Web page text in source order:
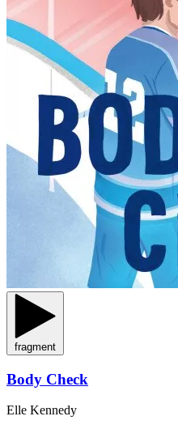
fragment
Body Check
Elle Kennedy